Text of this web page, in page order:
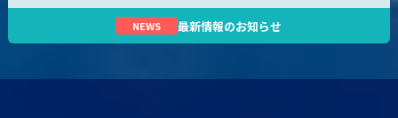
NEWS 最新情報のお知らせ